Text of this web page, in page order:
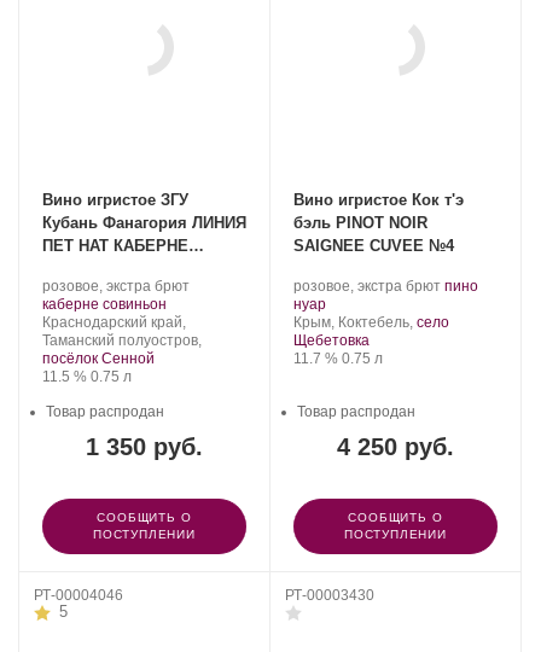
Вино игристое ЗГУ
Кубань Фанагория ЛИНИЯ
ПЕТ НАТ КАБЕРНЕ
Производитель:
Фанагория.
розовое, экстра брют.
каберне совиньон
Регион:
Краснодарский край,
Таманский полуостров,
посёлок Сенной
Крепость
11.5 %. Объем
0.75 л
1 350 руб.
Товар распродан
СООБЩИТЬ О
ПОСТУПЛЕНИИ
Вино игристое Кок т'э
бэль PINOT NOIR
SAIGNEE CUVEE №4
Производитель:
Cock
t'est
belle.
розовое, экстра брют .
винограда:
пино
нуар.
Регион:
Крым, Коктебель, село
Щебетовка
Крепость
11.7 %. Объем
0.75 л
4 250 руб.
Товар распродан
СООБЩИТЬ О
ПОСТУПЛЕНИИ
РТ-00004046
5
РТ-00003430